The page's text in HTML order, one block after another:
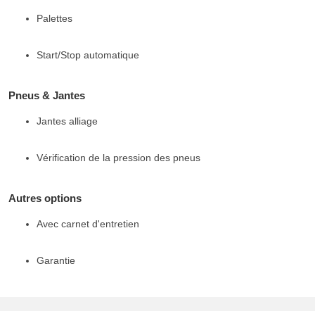
Palettes
Start/Stop automatique
Pneus & Jantes
Jantes alliage
Vérification de la pression des pneus
Autres options
Avec carnet d'entretien
Garantie